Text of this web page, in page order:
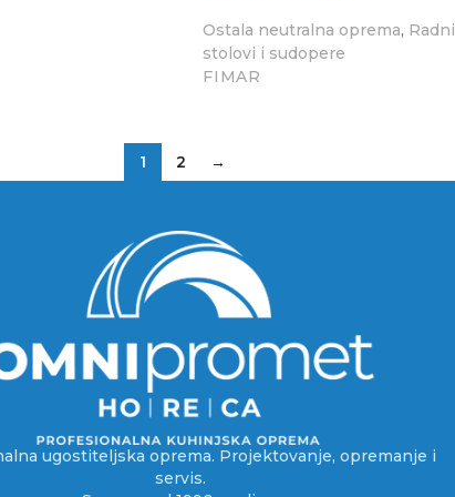
Ostala neutralna oprema, Radni
stolovi i sudopere
FIMAR
1 2 →
ugostiteljska oprema. Projektovanje, opremanje i
servis.